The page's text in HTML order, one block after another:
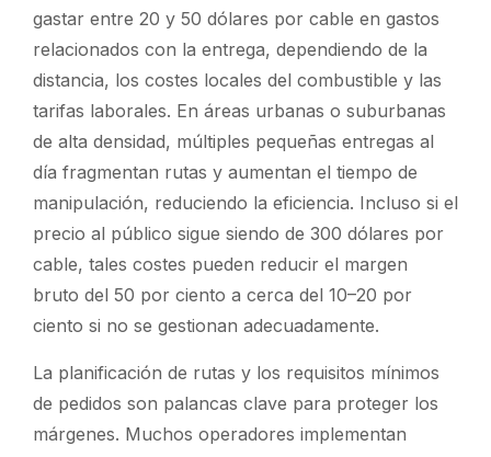
gastar entre 20 y 50 dólares por cable en gastos
relacionados con la entrega, dependiendo de la
distancia, los costes locales del combustible y las
tarifas laborales. En áreas urbanas o suburbanas
de alta densidad, múltiples pequeñas entregas al
día fragmentan rutas y aumentan el tiempo de
manipulación, reduciendo la eficiencia. Incluso si el
precio al público sigue siendo de 300 dólares por
cable, tales costes pueden reducir el margen
bruto del 50 por ciento a cerca del 10–20 por
ciento si no se gestionan adecuadamente.
La planificación de rutas y los requisitos mínimos
de pedidos son palancas clave para proteger los
márgenes. Muchos operadores implementan